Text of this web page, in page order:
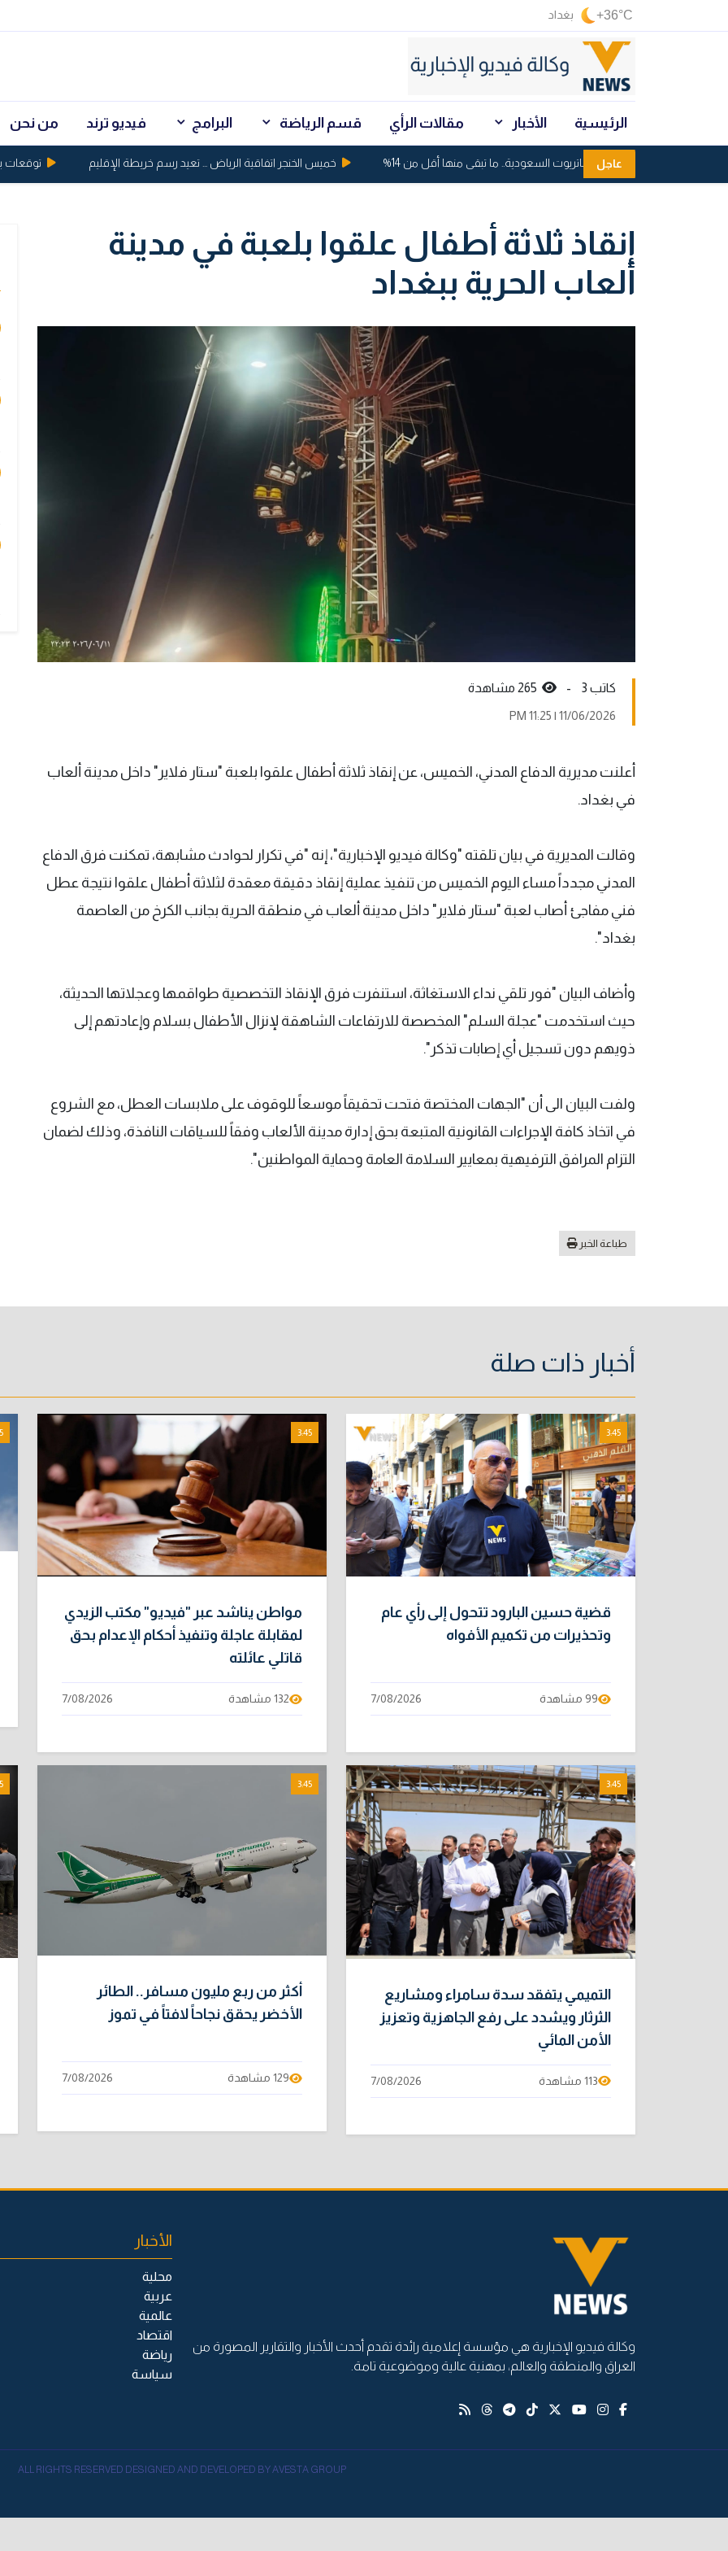
+36°C بغداد
الرئيسية الأخبار مقالات الرأي قسم الرياضة البرامج فيديو ترند من نحن
عاجل
استنزاف صواريخ باتريوت السعودية.. ما تبقى منها أقل من 14% خميس الخنجر اتفاقية الرياض ... تعيد رسم خريطة الإقليم توقعات بكسر الذهب
إنقاذ ثلاثة أطفال علقوا بلعبة في مدينة
ألعاب الحرية ببغداد
كاتب 3 -
11/06/2026 | 11:25 PM
أعلنت مديرية الدفاع المدني، الخميس، عن إنقاذ ثلاثة أطفال علقوا بلعبة "ستار فلاير" داخل مدينة ألعاب
في بغداد.
وقالت المديرية في بيان تلقته "وكالة فيديو الإخبارية"، إنه "في تكرار لحوادث مشابهة، تمكنت فرق الدفاع
المدني مجدداً مساء اليوم الخميس من تنفيذ عملية إنقاذ دقيقة معقدة لثلاثة أطفال علقوا نتيجة عطل
فني مفاجئ أصاب لعبة "ستار فلاير" داخل مدينة ألعاب في منطقة الحرية بجانب الكرخ من العاصمة
بغداد".
وأضاف البيان "فور تلقي نداء الاستغاثة، استنفرت فرق الإنقاذ التخصصية طواقمها وعجلاتها الحديثة،
حيث استخدمت "عجلة السلم" المخصصة للارتفاعات الشاهقة لإنزال الأطفال بسلام وإعادتهم إلى
ذويهم دون تسجيل أي إصابات تذكر".
ولفت البيان الى أن "الجهات المختصة فتحت تحقيقاً موسعاً للوقوف على ملابسات العطل، مع الشروع
في اتخاذ كافة الإجراءات القانونية المتبعة بحق إدارة مدينة الألعاب وفقاً للسياقات النافذة، وذلك لضمان
التزام المرافق الترفيهية بمعايير السلامة العامة وحماية المواطنين".
طباعة الخبر
أخبار ذات صلة
3:45
قضية حسين البارود تتحول إلى رأي عام
وتحذيرات من تكميم الأفواه
99 مشاهدة 7/08/2026
3:45
مواطن يناشد عبر "فيديو" مكتب الزيدي
لمقابلة عاجلة وتنفيذ أحكام الإعدام بحق
قاتلي عائلته
132 مشاهدة 7/08/2026
3:45
التميمي يتفقد سدة سامراء ومشاريع
الثرثار ويشدد على رفع الجاهزية وتعزيز
الأمن المائي
113 مشاهدة 7/08/2026
3:45
أكثر من ربع مليون مسافر.. الطائر
الأخضر يحقق نجاحاً لافتاً في تموز
129 مشاهدة 7/08/2026
وكالة فيديو الإخبارية هي مؤسسة إعلامية رائدة تقدم أحدث الأخبار والتقارير المصورة من
العراق والمنطقة والعالم، بمهنية عالية وموضوعية تامة.
الأخبار
محلية
عربية
عالمية
اقتصاد
رياضة
سياسة
ALL RIGHTS RESERVED DESIGNED AND DEVELOPED BY AVESTA GROUP